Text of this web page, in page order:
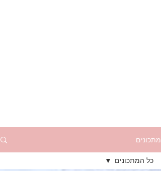
מתכונים
כל המתכונים